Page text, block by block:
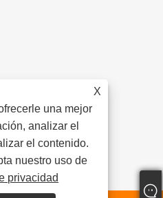
X
una mejor
analizar el
el contenido.
nuestro uso de
privacidad